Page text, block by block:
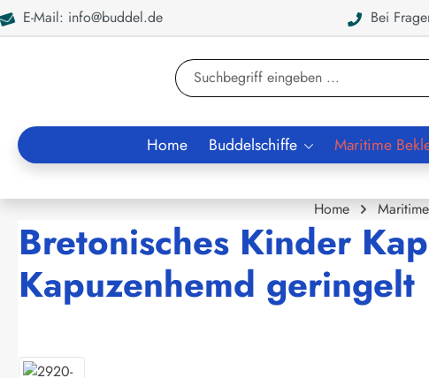
Zur Suche springen
E-Mail: info@buddel.de Bei
Home Buddelschiffe Maritime
Home
Bretonisches Kinder
Kapuzenhemd geringelt
Bildergalerie überspringen